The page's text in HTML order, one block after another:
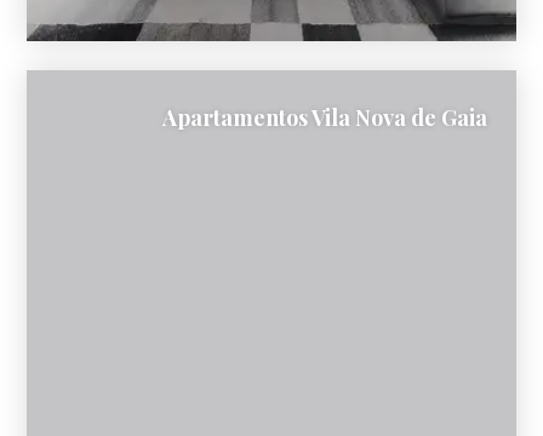
Apartamentos Vila Nova de Gaia